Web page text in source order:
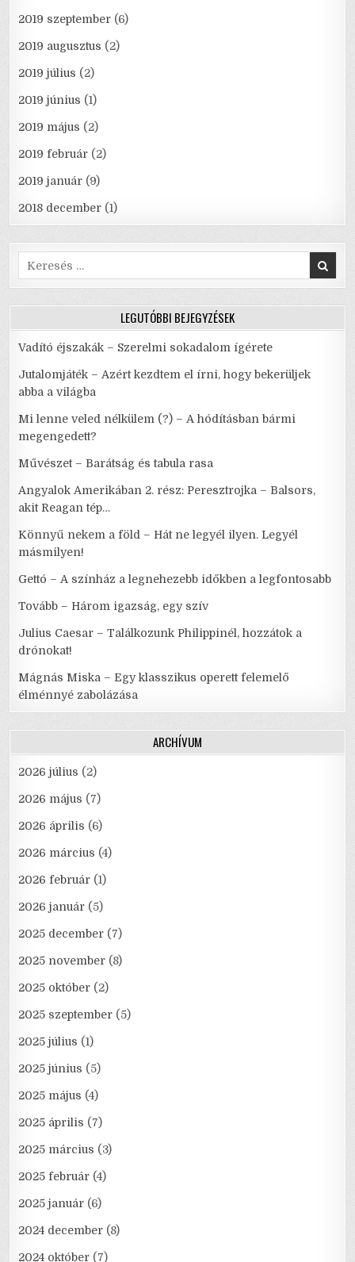
2019 szeptember (6)
2019 augusztus (2)
2019 július (2)
2019 június (1)
2019 május (2)
2019 február (2)
2019 január (9)
2018 december (1)
Search
for:
LEGUTÓBBI BEJEGYZÉSEK
Vadító éjszakák – Szerelmi sokadalom ígérete
Jutalomjáték – Azért kezdtem el írni, hogy bekerüljek
abba a világba
Mi lenne veled nélkülem (?) – A hódításban bármi
megengedett?
Művészet – Barátság és tabula rasa
Angyalok Amerikában 2. rész: Peresztrojka – Balsors,
akit Reagan tép…
Könnyű nekem a föld – Hát ne legyél ilyen. Legyél
másmilyen!
Gettó – A színház a legnehezebb időkben a legfontosabb
Tovább – Három igazság, egy szív
Julius Caesar – Találkozunk Philippinél, hozzátok a
drónokat!
Mágnás Miska – Egy klasszikus operett felemelő
élménnyé zabolázása
ARCHÍVUM
2026 július (2)
2026 május (7)
2026 április (6)
2026 március (4)
2026 február (1)
2026 január (5)
2025 december (7)
2025 november (8)
2025 október (2)
2025 szeptember (5)
2025 július (1)
2025 június (5)
2025 május (4)
2025 április (7)
2025 március (3)
2025 február (4)
2025 január (6)
2024 december (8)
2024 október (7)